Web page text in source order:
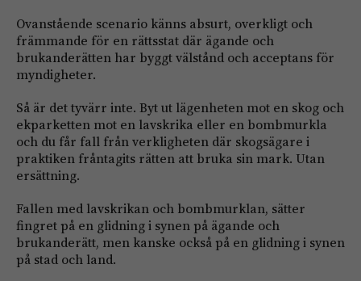
Ovanstående scenario känns absurt, overkligt och
främmande för en rättsstat där ägande och
brukanderätten har byggt välstånd och acceptans för
myndigheter.
Så är det tyvärr inte. Byt ut lägenheten mot en skog och
ekparketten mot en lavskrika eller en bombmurkla
och du får fall från verkligheten där skogsägare i
praktiken fråntagits rätten att bruka sin mark. Utan
ersättning.
Fallen med lavskrikan och bombmurklan, sätter
fingret på en glidning i synen på ägande och
brukanderätt, men kanske också på en glidning i synen
på stad och land.